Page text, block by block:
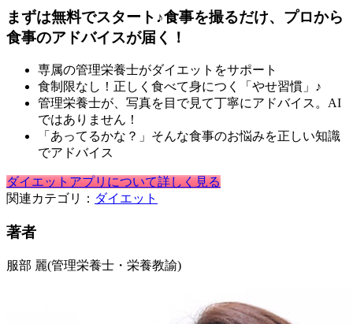
まずは無料でスタート♪食事を撮るだけ、プロから
食事のアドバイスが届く！
専属の管理栄養士がダイエットをサポート
食制限なし！正しく食べて身につく「やせ習慣」♪
管理栄養士が、写真を目で見て丁寧にアドバイス。AI
ではありません！
「あってるかな？」そんな食事のお悩みを正しい知識
でアドバイス
ダイエットアプリについて詳しく見る
関連カテゴリ： ダイエット
著者
服部 麗(管理栄養士・栄養教諭)